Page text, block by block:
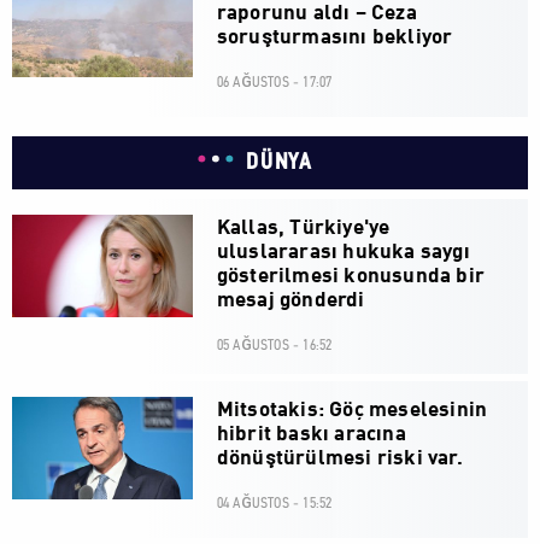
raporunu aldı – Ceza
soruşturmasını bekliyor
06 AĞUSTOS - 17:07
DÜNYA
Kallas, Türkiye'ye
uluslararası hukuka saygı
gösterilmesi konusunda bir
mesaj gönderdi
05 AĞUSTOS - 16:52
Mitsotakis: Göç meselesinin
hibrit baskı aracına
dönüştürülmesi riski var.
04 AĞUSTOS - 15:52